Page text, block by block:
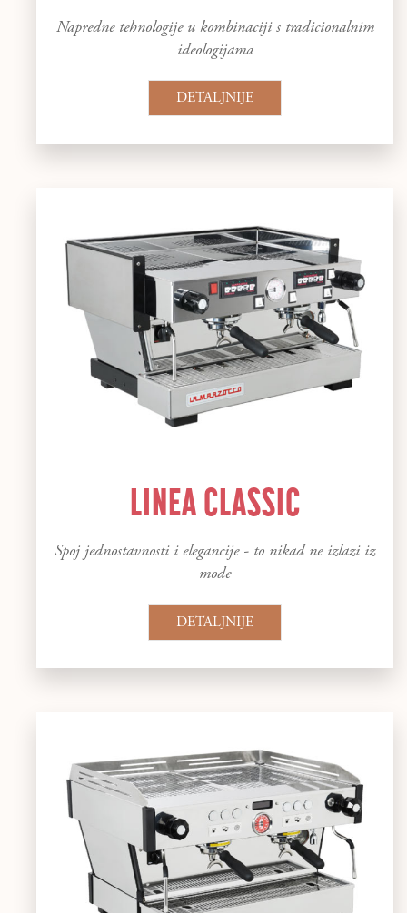
Napredne tehnologije u kombinaciji s tradicionalnim
ideologijama
DETALJNIJE
LINEA CLASSIC
Spoj jednostavnosti i elegancije - to nikad ne izlazi iz
mode
DETALJNIJE